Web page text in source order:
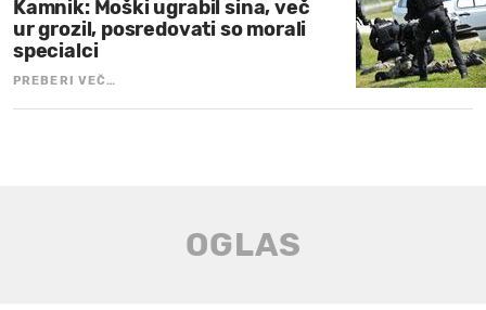
Kamnik: Moški ugrabil sina, več
ur grozil, posredovati so morali
specialci
PREBERI VEČ…